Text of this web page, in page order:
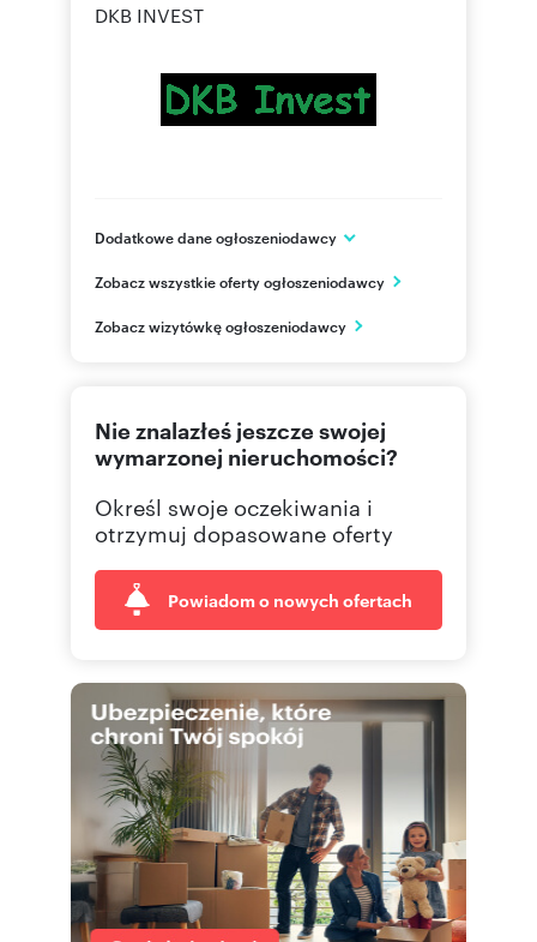
DKB INVEST
Dodatkowe dane ogłoszeniodawcy
Zielonki
PL
Zobacz wszystkie oferty ogłoszeniodawcy
Zobacz wizytówkę ogłoszeniodawcy
Nie znalazłeś jeszcze swojej
wymarzonej nieruchomości?
Określ swoje oczekiwania i
otrzymuj dopasowane oferty
Powiadom o nowych ofertach